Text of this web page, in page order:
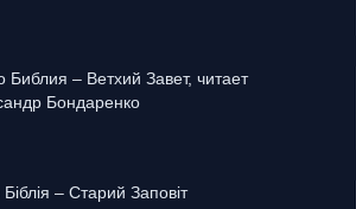
Библия – Ветхий Завет, читает
Бондаренко
Біблія – Старий Заповіт